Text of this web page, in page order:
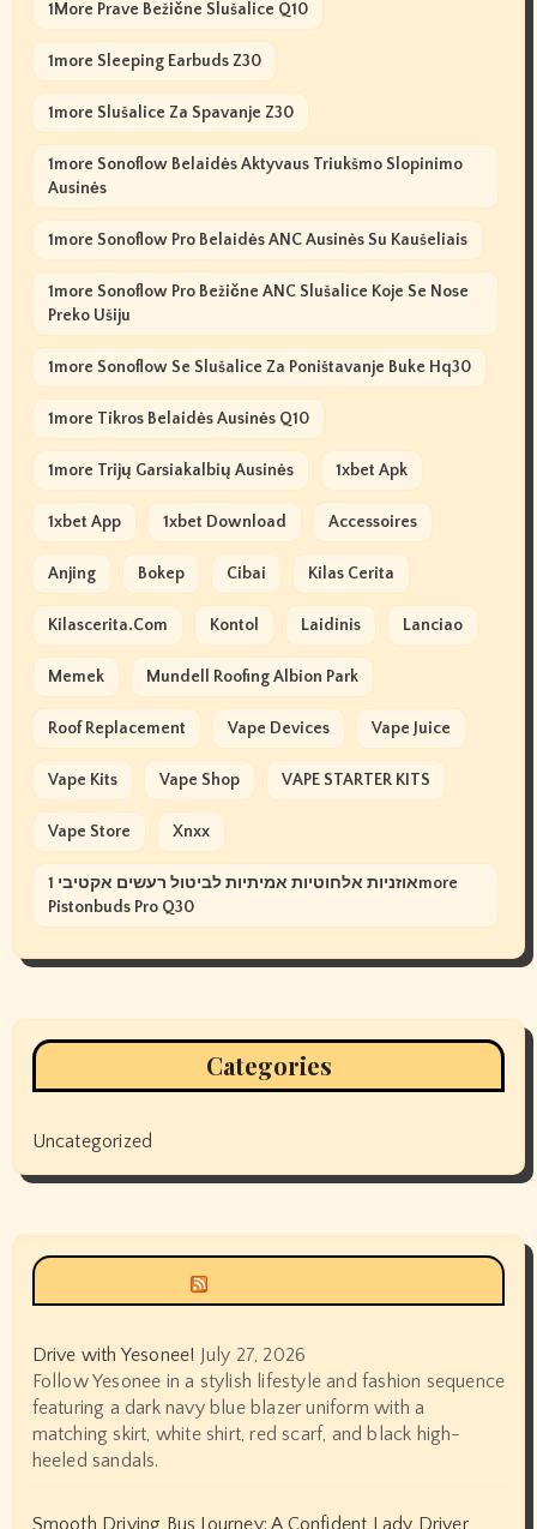
1More Prave Bežične Slušalice Q10
1more Sleeping Earbuds Z30
1more Slušalice Za Spavanje Z30
1more Sonoflow Belaidės Aktyvaus Triukšmo Slopinimo
Ausinės
1more Sonoflow Pro Belaidės ANC Ausinės Su Kaušeliais
1more Sonoflow Pro Bežične ANC Slušalice Koje Se Nose
Preko Ušiju
1more Sonoflow Se Slušalice Za Poništavanje Buke Hq30
1more Tikros Belaidės Ausinės Q10
1more Trijų Garsiakalbių Ausinės 1xbet Apk
1xbet App 1xbet Download Accessoires
Anjing Bokep Cibai Kilas Cerita
Kilascerita.com Kontol Laidinis Lanciao
Memek Mundell Roofing Albion Park
Roof Replacement Vape Devices Vape Juice
Vape Kits Vape Shop VAPE STARTER KITS
Vape Store Xnxx
אוזניות אלחוטיות אמיתיות לביטול רעשים אקטיבי 1more
Pistonbuds Pro Q30
Categories
Uncategorized
Drive with Yesonee! July 27, 2026
Follow Yesonee in a stylish lifestyle and fashion sequence
featuring a dark navy blue blazer uniform with a
matching skirt, white shirt, red scarf, and black high-
heeled sandals.
Smooth Driving Bus Journey: A Confident Lady Driver